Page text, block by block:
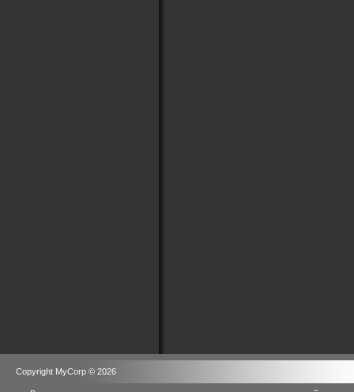
Copyright MyCorp © 2026